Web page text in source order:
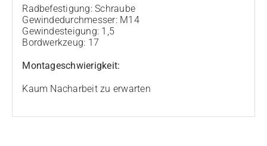
Radbefestigung: Schraube
Gewindedurchmesser: M14
Gewindesteigung: 1,5
Bordwerkzeug: 17
Montageschwierigkeit:
Kaum Nacharbeit zu erwarten